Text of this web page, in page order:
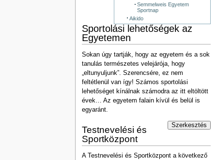
Semmelweis Egyetem
Sportnap
Aikido
Sportolási lehetőségek az
Egyetemen
Sokan úgy tartják, hogy az egyetem és a sok
tanulás természetes velejárója, hogy
„eltunyuljunk”. Szerencsére, ez nem
feltétlenül van így! Számos sportolási
lehetőséget kínálnak számodra az itt eltöltött
évek… Az egyetem falain kívül és belül is
egyaránt.
Szerkesztés
Testnevelési és
Sportközpont
A Testnevelési és Sportközpont a következő